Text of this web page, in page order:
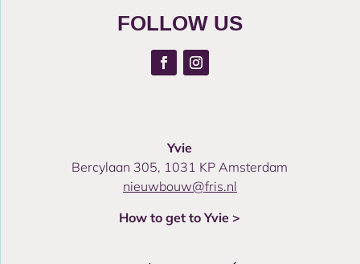
FOLLOW US
Yvie
Bercylaan 305, 1031 KP Amsterdam
nieuwbouw@fris.nl
How to get to Yvie >